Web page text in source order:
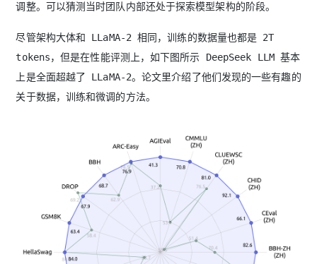
调整。可以猜测当时团队内部还处于探索模型架构的阶段。
尽管架构大体和 LLaMA-2 相同，训练的数据量也都是 2T
tokens，但是在性能评测上，如下图所示 DeepSeek LLM 基本
上是全面超越了 LLaMA-2。论文里介绍了他们发现的一些有趣的
关于数据，训练和微调的方法。